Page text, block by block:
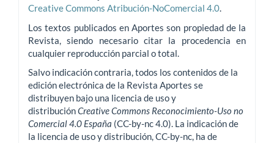
Creative Commons Atribución-NoComercial 4.0.
Los textos publicados en Aportes son propiedad de la
Revista, siendo necesario citar la procedencia en
cualquier reproducción parcial o total.
Salvo indicación contraria, todos los contenidos de la
edición electrónica de la Revista Aportes se
distribuyen bajo una licencia de uso y
distribuciónCreative Commons Reconocimiento-Uso no
Comercial 4.0 España (CC-by-nc 4.0). La indicación de
la licencia de uso y distribución, CC-by-nc, ha de